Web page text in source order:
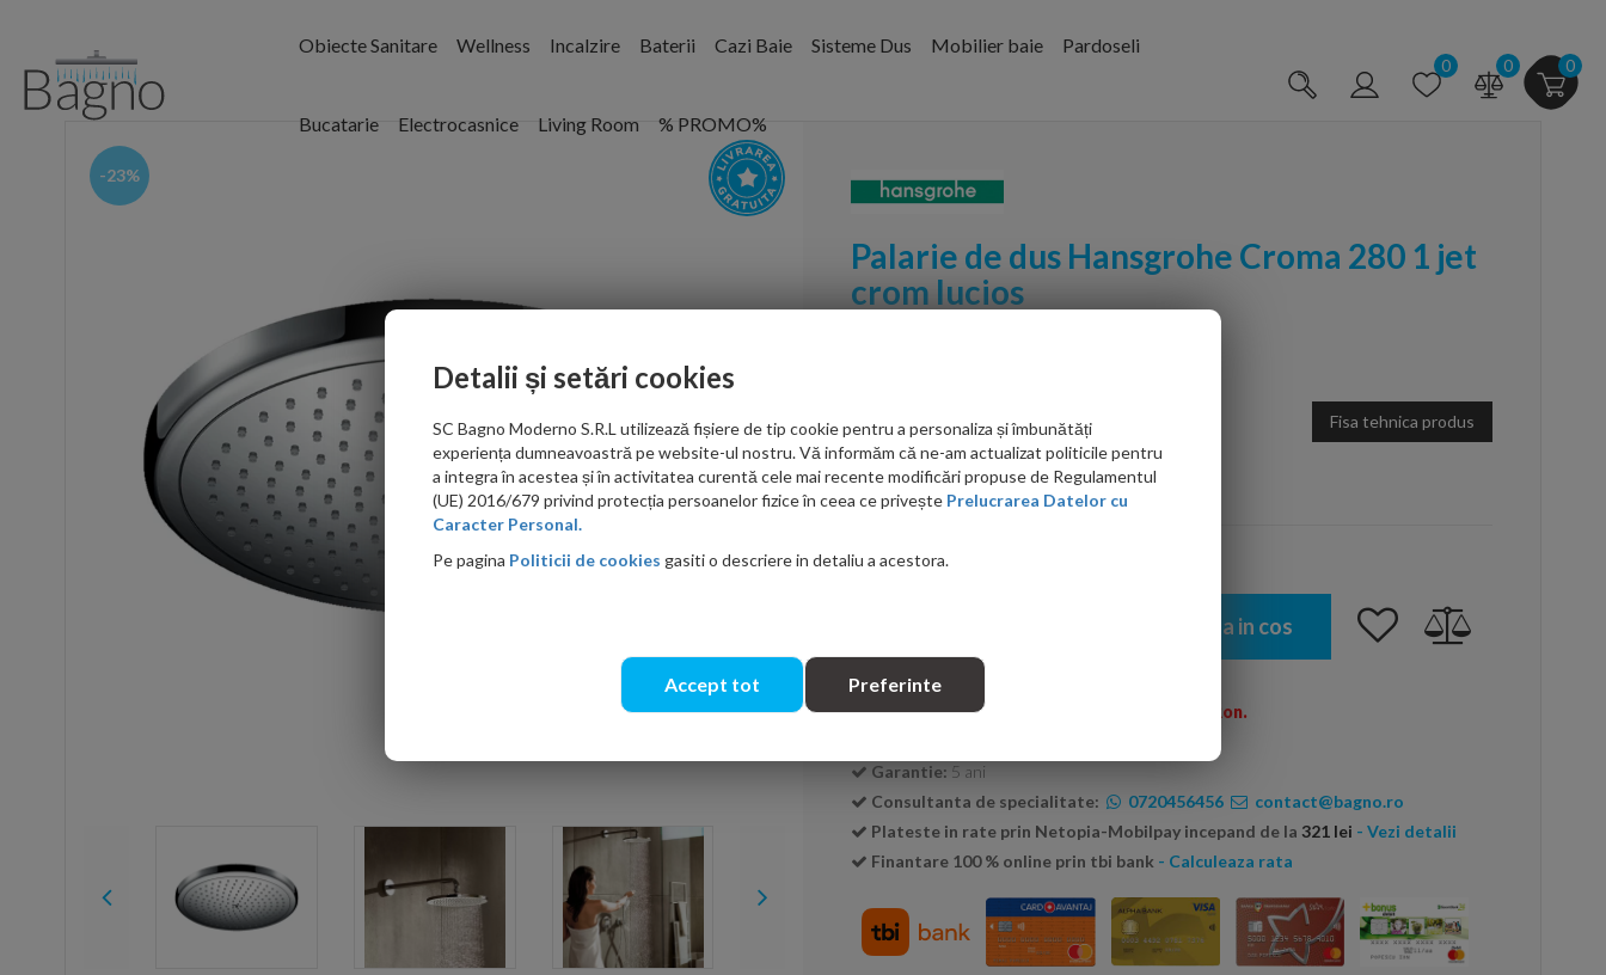
Obiecte Sanitare Wellness Incalzire Baterii Cazi Baie Sisteme Dus Mobilier baie Pardoseli
Bucatarie Electrocasnice Living Room % PROMO%
0 0 0
-23%
Palarie de dus Hansgrohe Croma 280 1 jet
crom lucios
1,925.00 RON Fisa tehnica produs
Ati gasit in alta parte mai ieftin?
Adauga in cos
Transport GRATUIT la comenzi peste 600 Ron.
Garantie: 5 ani
Consultanta de specialitate:
0720456456
contact@bagno.ro
Plateste in rate prin Netopia-Mobilpay incepand de la 321 lei - Vezi detalii
Finantare 100 % online prin tbi bank - Calculeaza rata
Detalii și setări cookies
SC Bagno Moderno S.R.L utilizează fișiere de tip cookie pentru a personaliza și îmbunătăți
experiența dumneavoastră pe website-ul nostru. Vă informăm că ne-am actualizat politicile pentru
a integra în acestea și în activitatea curentă cele mai recente modificări propuse de Regulamentul
(UE) 2016/679 privind protecția persoanelor fizice în ceea ce privește Prelucrarea Datelor cu
Caracter Personal.
Pe pagina Politicii de cookies gasiti o descriere in detaliu a acestora.
Accept tot Preferinte